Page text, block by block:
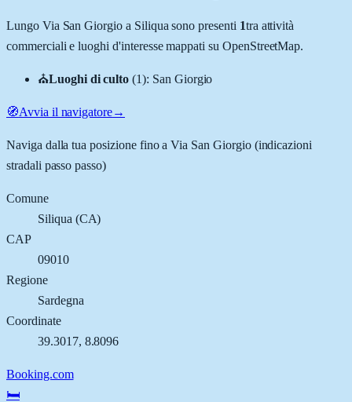
Lungo Via San Giorgio a Siliqua sono presenti 1tra attività
commerciali e luoghi d'interesse mappati su OpenStreetMap.
⛪Luoghi di culto (1): San Giorgio
🧭Avvia il navigatore→
Naviga dalla tua posizione fino aVia San Giorgio(indicazioni
stradali passo passo)
Comune
Siliqua (CA)
CAP
09010
Regione
Sardegna
Coordinate
39.3017, 8.8096
Booking.com
🛏️